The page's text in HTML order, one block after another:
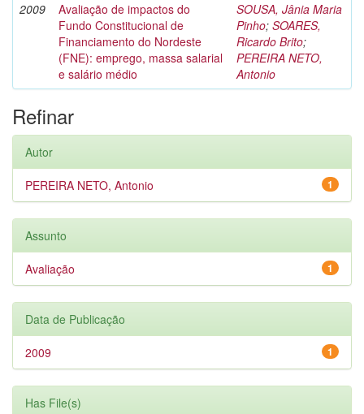
2009
Avaliação de impactos do
Fundo Constitucional de
Financiamento do Nordeste
(FNE): emprego, massa salarial
e salário médio
SOUSA, Jânia Maria
Pinho; SOARES,
Ricardo Brito;
PEREIRA NETO,
Antonio
Refinar
Autor
1
PEREIRA NETO, Antonio
Assunto
1
Avaliação
Data de Publicação
1
2009
Has File(s)